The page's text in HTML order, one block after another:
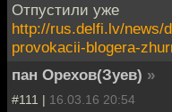
Отпустили уже
http://rus.delfi.lv/news/
provokacii-blogera-
пан Орехов(Зуев) »
#111 | 16.03.16 20:54